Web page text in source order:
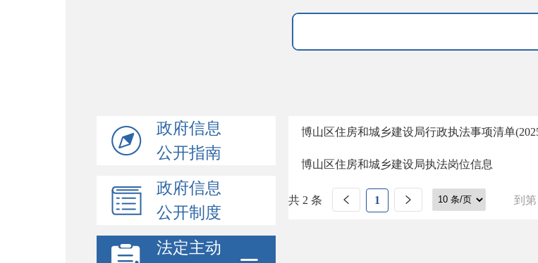
政府信息
公开指南
政府信息
公开制度
法定主动
博山区住房和城乡建设局行政执法事项清单
博山区住房和城乡建设局执法岗位信息
共 2 条 1 到第